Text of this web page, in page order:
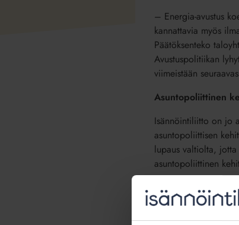
– Energia-avustus
kannattavia myös
Päätöksenteko
Avustuspolitiikan
viimeistään
Asuntopoliittinen
Isännöintiliitto on jo
asuntopoliittisen
lupaus valtiolta, jotta
asuntopoliittinen
– Nyt olisi pitänyt
Suomi on sitoutunut